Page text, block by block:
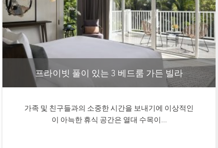
프라이빗 풀이 있는 3 베드룸 가든 빌라
가족 및 친구들과의 소중한 시간을 보내기에 이상적인
이 아늑한 휴식 공간은 열대 수목이...